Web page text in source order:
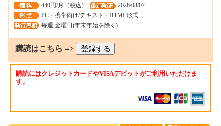
440円/月（税込）
2026/08/07
PC・携帯向け/テキスト・HTML形式
毎週 金曜日(年末年始を除く)
購読はこちら =>
購読にはクレジットカードやVISAデビットがご利用いただけま
す。